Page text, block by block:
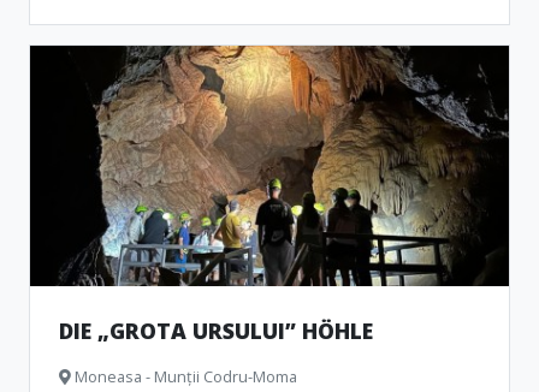
DIE „GROTA URSULUI” HÖHLE
Moneasa - Munții Codru-Moma